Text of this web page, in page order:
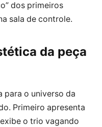
dos primeiros
sala de controle.
da peça
para o universo da
Primeiro apresenta
o trio vagando